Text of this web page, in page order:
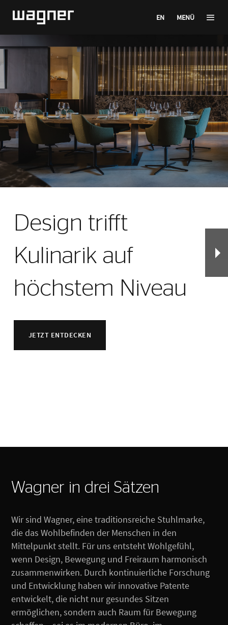
EN MENÜ
Design trifft
Kulinarik auf
höchstem Niveau
JETZT ENTDECKEN
Wagner in drei Sätzen
Wir sind Wagner, eine traditionsreiche Stuhlmarke,
die das Wohlbefinden der Menschen in den
Mittelpunkt stellt. Für uns entsteht Wohlgefühl,
wenn Design, Bewegung und Freiraum harmonisch
zusammenwirken. Durch kontinuierliche Forschung
und Entwicklung haben wir innovative Patente
entwickelt, die nicht nur gesundes Sitzen
ermöglichen, sondern auch Raum für Bewegung